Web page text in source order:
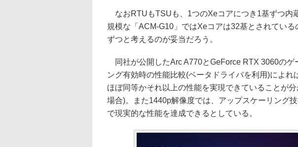
なおRTUもTSUも、1つのXeコアにつき1基ずつ内
規模な「ACM-G10」ではXeコアは32基とされてい
ずつと考えるのが妥当だろう。
同社が公開したArc A770とGeForce RTX 3060のゲ
ング有効時の性能比較(ベータドライバを利用)によれ
ほぼ同等かそれ以上の性能を実現できていることが
場合)。また1440p解像度では、アップスケーリング
で現実的な性能を達成できるとしている。